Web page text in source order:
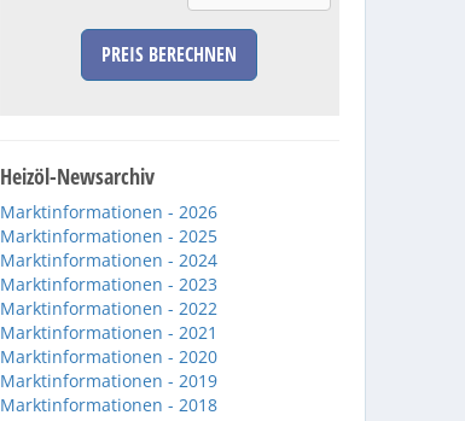
PREIS BERECHNEN
Heizöl-Newsarchiv
Marktinformationen - 2026
Marktinformationen - 2025
Marktinformationen - 2024
Marktinformationen - 2023
Marktinformationen - 2022
Marktinformationen - 2021
Marktinformationen - 2020
Marktinformationen - 2019
Marktinformationen - 2018